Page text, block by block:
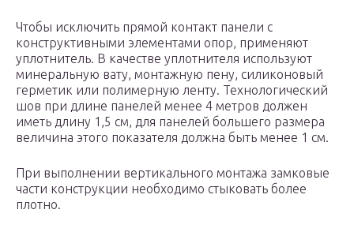
Чтобы исключить прямой контакт панели с
конструктивными элементами опор, применяют
уплотнитель. В качестве уплотнителя используют
минеральную вату, монтажную пену, силиконовый
герметик или полимерную ленту. Технологический
шов при длине панелей менее 4 метров должен
иметь длину 1,5 см, для панелей большего размера
величина этого показателя должна быть менее 1 см.
При выполнении вертикального монтажа замковые
части конструкции необходимо стыковать более
плотно.